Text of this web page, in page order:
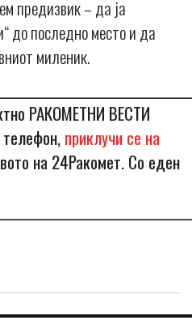
предизвик – да ја
до последно место и да
миленик.
РАКОМЕТНИ ВЕСТИ
приклучи се на
на 24Ракомет. Со еден